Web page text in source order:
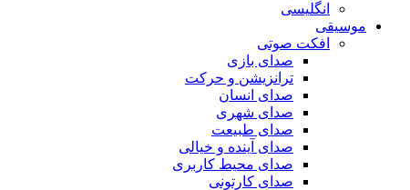
انگلیسی
موسیقی
افکت صوتی
صدای بازی
ترانزیشن و حرکت
صدای انسان
صدای شهری
صدای طبیعت
صدای آینده و خیالی
صدای محیط کاربری
صدای کارتونی